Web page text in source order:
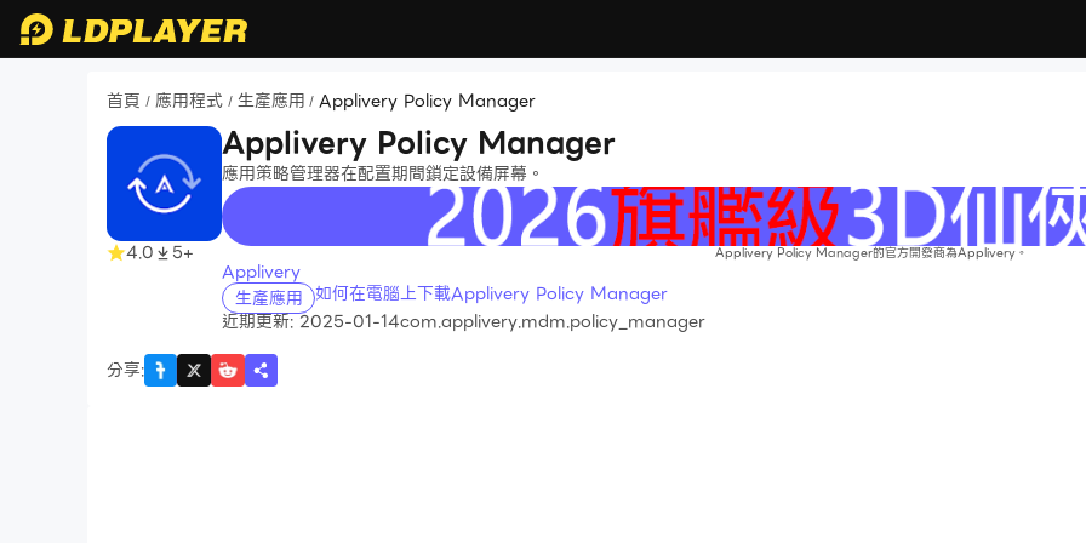
首頁 / 應用程式 / 生產應用 / Applivery Policy Manager
4.0 5+
Applivery Policy Manager
應用策略管理器在配置期間鎖定設備屏幕。
recommend
Applivery Policy Manager的官方開發商為Applivery。
Applivery
生產應用 如何在電腦上下載Applivery Policy Manager
近期更新: 2025-01-14com.applivery.mdm.policy_manager
分享: